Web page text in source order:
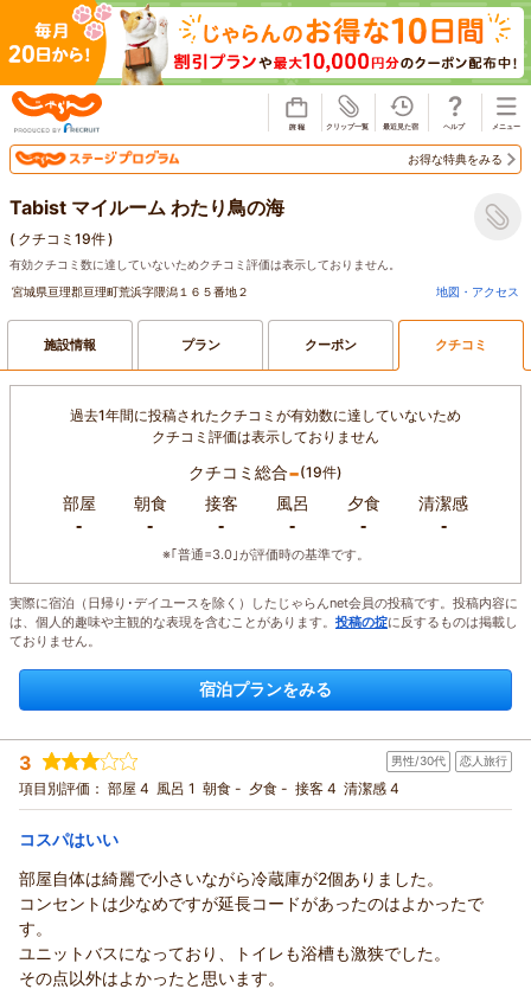
お得な特典をみる
Tabist マイルーム わたり鳥の海
( クチコミ19件)
有効クチコミ数に達していないためクチコミ評価は表示しておりません。
宮城県亘理郡亘理町荒浜字隈潟１６５番地２
地図・アクセス
施設情報 プラン クーポン クチコミ
過去1年間に投稿されたクチコミが有効数に達していないため
クチコミ評価は表示しておりません
クチコミ総合-(19件)
部屋
-
朝食
-
接客
-
風呂
-
夕食
-
清潔感
-
※｢普通=3.0｣が評価時の基準です。
実際に宿泊（日帰り･デイユースを除く）したじゃらんnet会員の投稿です。投稿内容に
は、個人的趣味や主観的な表現を含むことがあります。 投稿の掟に反するものは掲載し
ておりません。
宿泊プランをみる
3 男性/30代 恋人旅行
項目別評価： 部屋 4 風呂 1 朝食 - 夕食 - 接客 4 清潔感 4
コスパはいい
部屋自体は綺麗で小さいながら冷蔵庫が2個ありました。
コンセントは少なめですが延長コードがあったのはよかったで
す。
ユニットバスになっており、トイレも浴槽も激狭でした。
その点以外はよかったと思います。